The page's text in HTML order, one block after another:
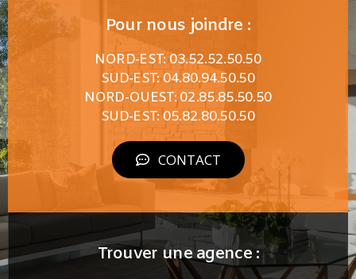
Pour nous joindre :
NORD-EST: 03.52.52.50.50
SUD-EST: 04.80.94.50.50
NORD-OUEST: 02.85.85.50.50
SUD-EST: 05.82.80.50.50
CONTACT
Trouver une agence :